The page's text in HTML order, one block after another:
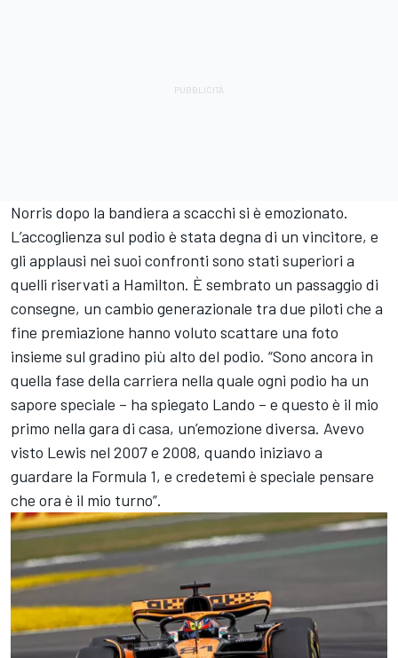
Norris dopo la bandiera a scacchi si è emozionato.
L’accoglienza sul podio è stata degna di un vincitore, e
gli applausi nei suoi confronti sono stati superiori a
quelli riservati a Hamilton. È sembrato un passaggio di
consegne, un cambio generazionale tra due piloti che a
fine premiazione hanno voluto scattare una foto
insieme sul gradino più alto del podio. “Sono ancora in
quella fase della carriera nella quale ogni podio ha un
sapore speciale – ha spiegato Lando – e questo è il mio
primo nella gara di casa, un’emozione diversa. Avevo
visto Lewis nel 2007 e 2008, quando iniziavo a
guardare la Formula 1, e credetemi è speciale pensare
che ora è il mio turno”.